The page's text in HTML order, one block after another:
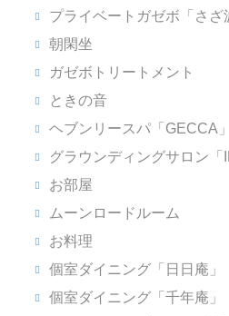
プライベートガゼボ「さざ
朝閑坐
ガゼボトリートメント
ときの音
ヘブンリースパ「GECCA」
グラウンディングサロン「
お部屋
ムーンロードルーム
お料理
個室ダイニング「日日庵」
個室ダイニング「千年庵」